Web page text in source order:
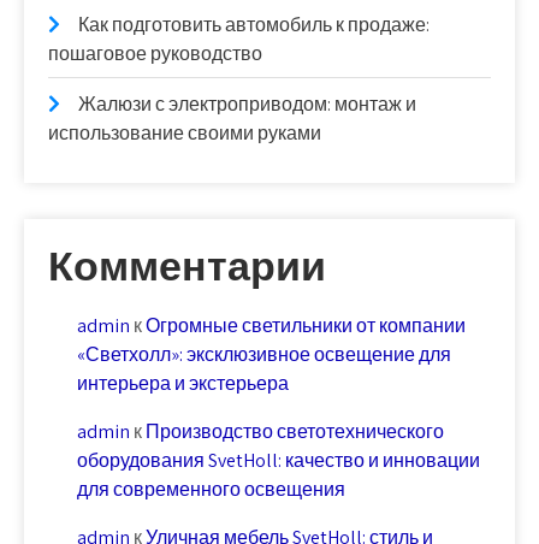
Как подготовить автомобиль к продаже:
пошаговое руководство
Жалюзи с электроприводом: монтаж и
использование своими руками
Комментарии
admin кОгромные светильники от компании
«Светхолл»: эксклюзивное освещение для
интерьера и экстерьера
admin кПроизводство светотехнического
оборудования SvetHoll: качество и инновации
для современного освещения
admin кУличная мебель SvetHoll: стиль и